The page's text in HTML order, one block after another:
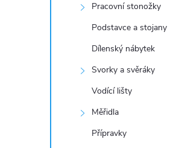
Pracovní stonožky
Podstavce a stojany
Dílenský nábytek
Svorky a svěráky
Vodící lišty
Měřidla
Přípravky